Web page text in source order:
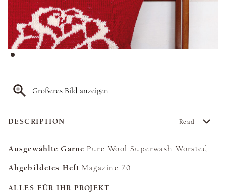
Größeres Bild anzeigen
DESCRIPTION Read
Ausgewählte Garne Pure Wool Superwash Worsted
Abgebildetes Heft Magazine 70
ALLES FÜR IHR PROJEKT